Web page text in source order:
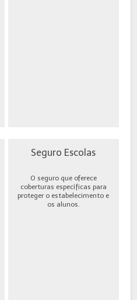
Seguro Escolas
O seguro que oferece
coberturas específicas para
proteger o estabelecimento e
os alunos.